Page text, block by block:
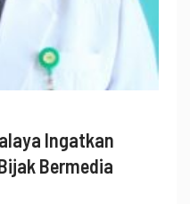
Ingatkan
Bermedia